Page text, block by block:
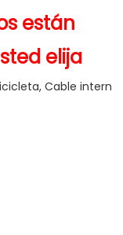
están